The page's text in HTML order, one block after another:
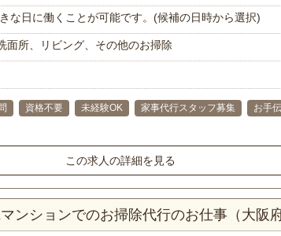
な日に働くことが可能です。(候補の日時から選択)
面所、リビング、その他のお掃除
資格不要 未経験OK 家事代行スタッフ募集 お手
この求人の詳細を見る
ンションでのお掃除代行のお仕事（大阪